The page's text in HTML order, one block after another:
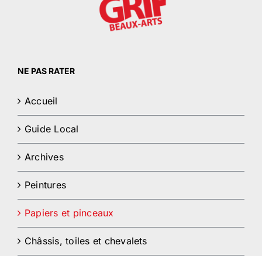
NE PAS RATER
Accueil
Guide Local
Archives
Peintures
Papiers et pinceaux
Châssis, toiles et chevalets